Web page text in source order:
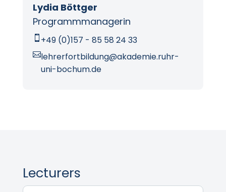
Lydia Böttger
Programmmanagerin
 +49 (0)157 - 85 58 24 33
lehrerfortbildung@akademie.ruhr-
uni-bochum.de
Lecturers